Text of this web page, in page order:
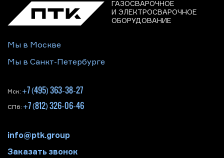
ГАЗОСВАРОЧНОЕ
И ЭЛЕКТРОСВАРОЧНОЕ
ОБОРУДОВАНИЕ
Мы в Москве
Мы в Санкт-Петербурге
Мск: +7 (495) 363-38-27
СПб: +7 (812) 326-06-46
info@ptk.group
Заказать звонок